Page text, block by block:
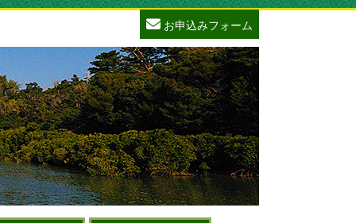
お申込みフォーム